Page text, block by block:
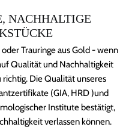
NACHHALTIGE
Trauringe aus Gold - wenn
Qualität und Nachhaltigkeit
richtig. Die Qualität unseres
(GIA, HRD )und
Institute bestätigt,
verlassen können.